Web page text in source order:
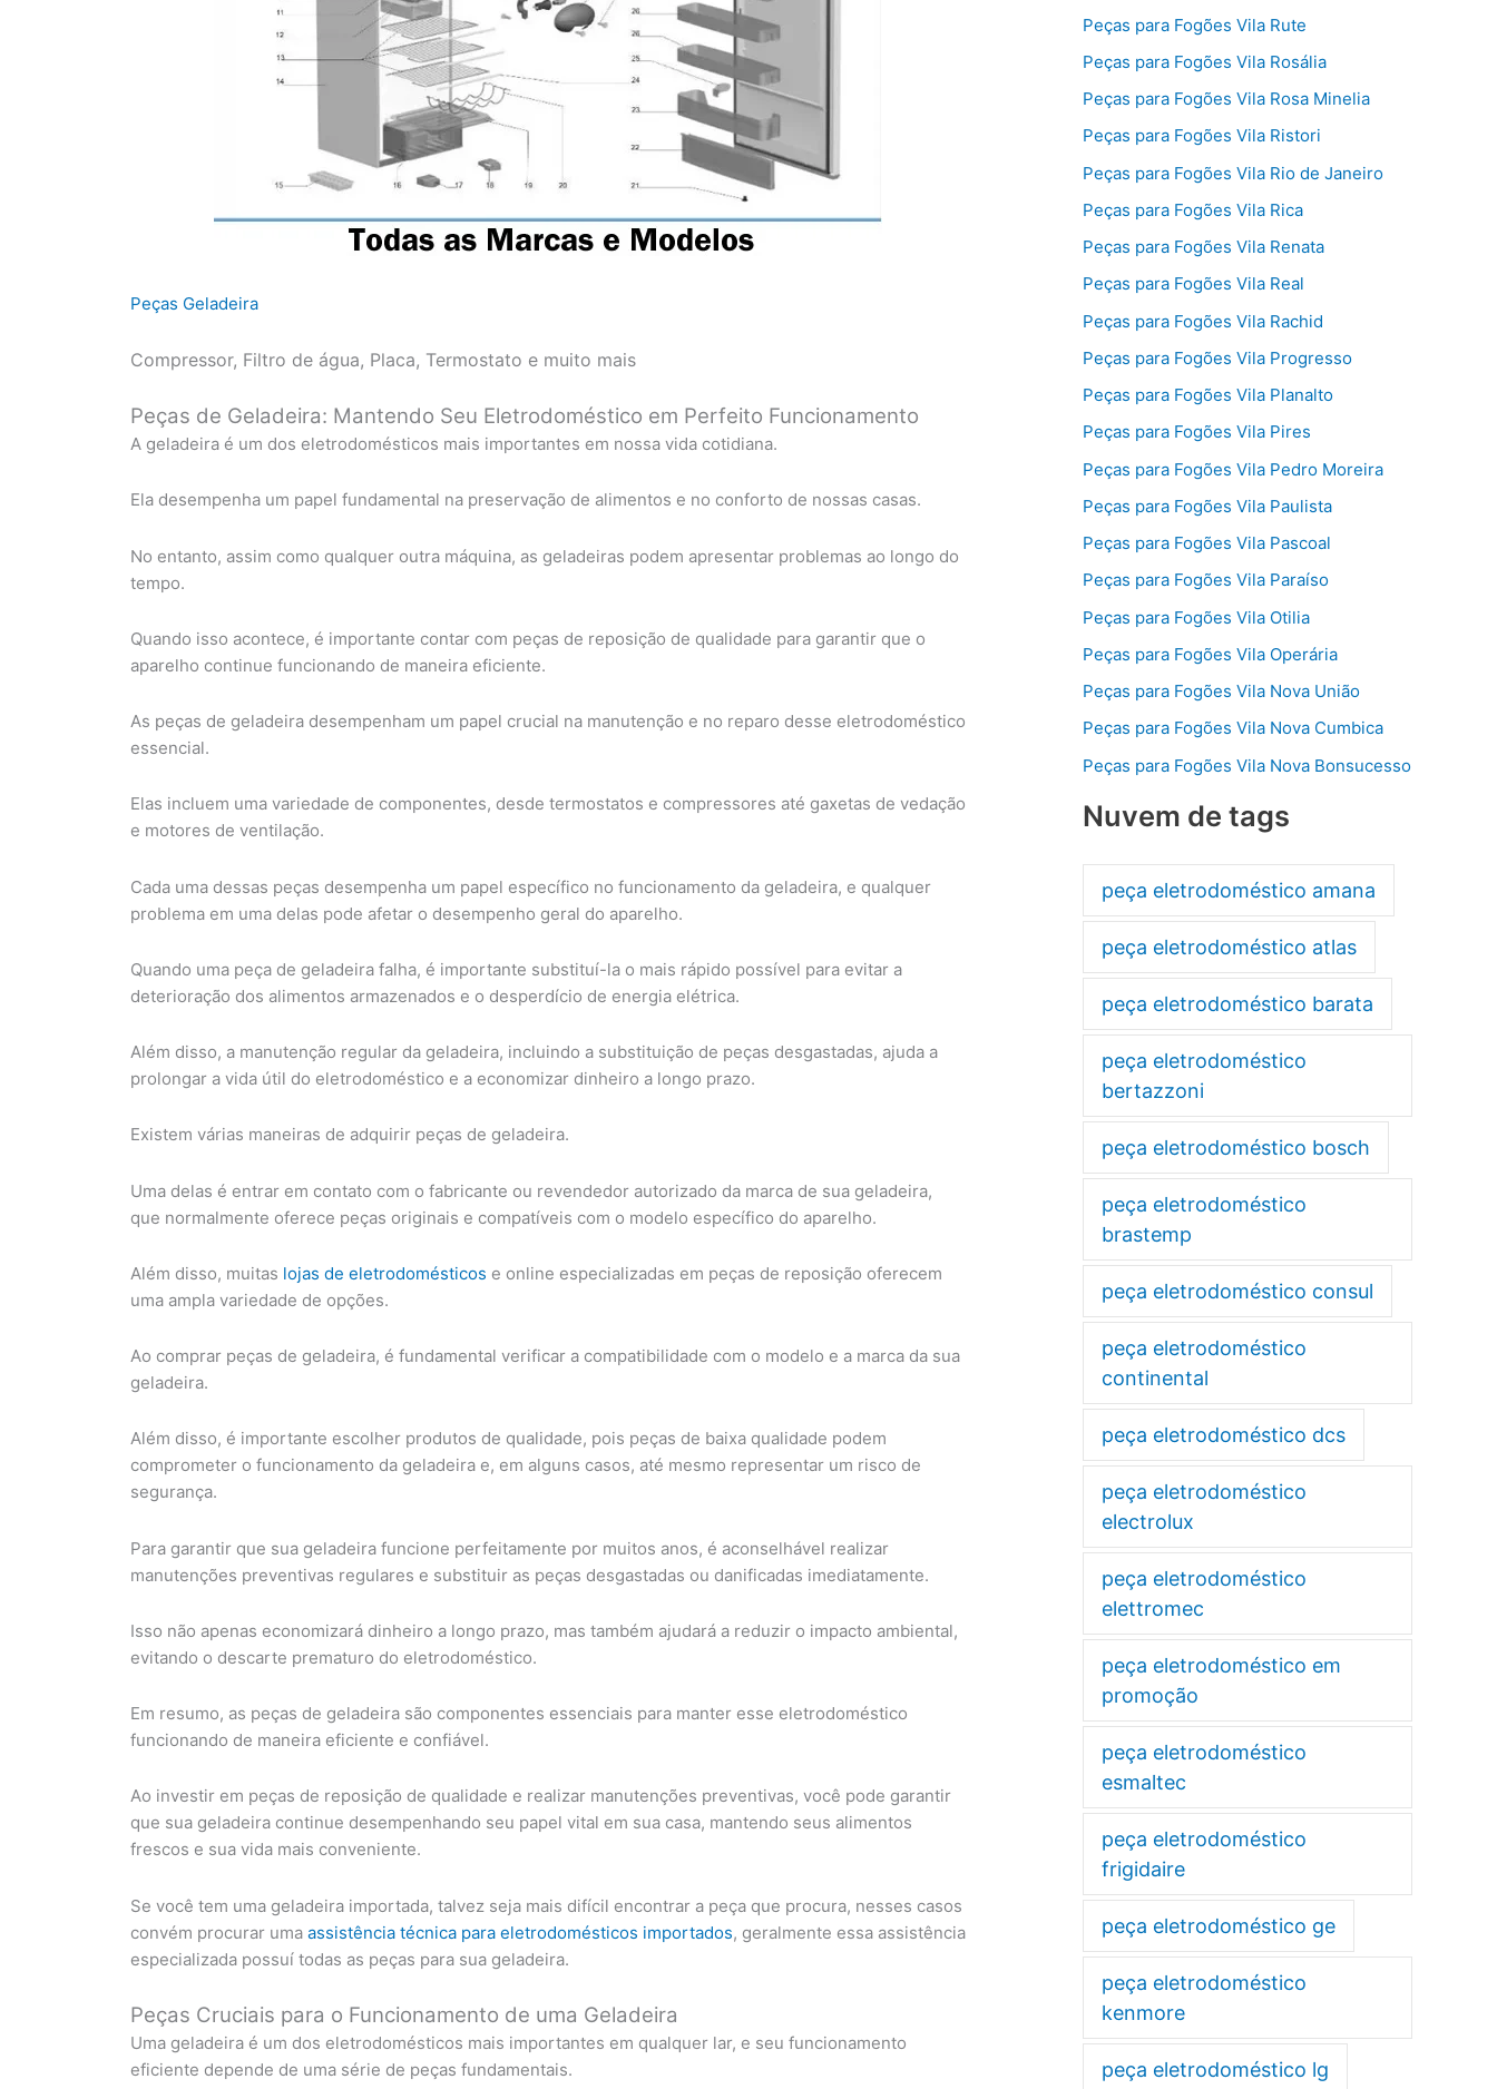
Peças Geladeira
Compressor, Filtro de água, Placa, Termostato e muito mais
Peças de Geladeira: Mantendo Seu Eletrodoméstico em Perfeito Funcionamento
A geladeira é um dos eletrodomésticos mais importantes em nossa vida cotidiana.
Ela desempenha um papel fundamental na preservação de alimentos e no conforto de nossas casas.
No entanto, assim como qualquer outra máquina, as geladeiras podem apresentar problemas ao longo do
tempo.
Quando isso acontece, é importante contar com peças de reposição de qualidade para garantir que o
aparelho continue funcionando de maneira eficiente.
As peças de geladeira desempenham um papel crucial na manutenção e no reparo desse eletrodoméstico
essencial.
Elas incluem uma variedade de componentes, desde termostatos e compressores até gaxetas de vedação
e motores de ventilação.
Cada uma dessas peças desempenha um papel específico no funcionamento da geladeira, e qualquer
problema em uma delas pode afetar o desempenho geral do aparelho.
Quando uma peça de geladeira falha, é importante substituí-la o mais rápido possível para evitar a
deterioração dos alimentos armazenados e o desperdício de energia elétrica.
Além disso, a manutenção regular da geladeira, incluindo a substituição de peças desgastadas, ajuda a
prolongar a vida útil do eletrodoméstico e a economizar dinheiro a longo prazo.
Existem várias maneiras de adquirir peças de geladeira.
Uma delas é entrar em contato com o fabricante ou revendedor autorizado da marca de sua geladeira,
que normalmente oferece peças originais e compatíveis com o modelo específico do aparelho.
Além disso, muitas lojas de eletrodomésticos e online especializadas em peças de reposição oferecem
uma ampla variedade de opções.
Ao comprar peças de geladeira, é fundamental verificar a compatibilidade com o modelo e a marca da sua
geladeira.
Além disso, é importante escolher produtos de qualidade, pois peças de baixa qualidade podem
comprometer o funcionamento da geladeira e, em alguns casos, até mesmo representar um risco de
segurança.
Para garantir que sua geladeira funcione perfeitamente por muitos anos, é aconselhável realizar
manutenções preventivas regulares e substituir as peças desgastadas ou danificadas imediatamente.
Isso não apenas economizará dinheiro a longo prazo, mas também ajudará a reduzir o impacto ambiental,
evitando o descarte prematuro do eletrodoméstico.
Em resumo, as peças de geladeira são componentes essenciais para manter esse eletrodoméstico
funcionando de maneira eficiente e confiável.
Ao investir em peças de reposição de qualidade e realizar manutenções preventivas, você pode garantir
que sua geladeira continue desempenhando seu papel vital em sua casa, mantendo seus alimentos
frescos e sua vida mais conveniente.
Se você tem uma geladeira importada, talvez seja mais difícil encontrar a peça que procura, nesses casos
convém procurar uma assistência técnica para eletrodomésticos importados, geralmente essa assistência
especializada possuí todas as peças para sua geladeira.
Peças Cruciais para o Funcionamento de uma Geladeira
Uma geladeira é um dos eletrodomésticos mais importantes em qualquer lar, e seu funcionamento
eficiente depende de uma série de peças fundamentais.
Peças para Fogões Vila Rute
Peças para Fogões Vila Rosália
Peças para Fogões Vila Rosa Minelia
Peças para Fogões Vila Ristori
Peças para Fogões Vila Rio de Janeiro
Peças para Fogões Vila Rica
Peças para Fogões Vila Renata
Peças para Fogões Vila Real
Peças para Fogões Vila Rachid
Peças para Fogões Vila Progresso
Peças para Fogões Vila Planalto
Peças para Fogões Vila Pires
Peças para Fogões Vila Pedro Moreira
Peças para Fogões Vila Paulista
Peças para Fogões Vila Pascoal
Peças para Fogões Vila Paraíso
Peças para Fogões Vila Otilia
Peças para Fogões Vila Operária
Peças para Fogões Vila Nova União
Peças para Fogões Vila Nova Cumbica
Peças para Fogões Vila Nova Bonsucesso
Nuvem de tags
peça eletrodoméstico amana
peça eletrodoméstico atlas
peça eletrodoméstico barata
peça eletrodoméstico
bertazzoni
peça eletrodoméstico bosch
peça eletrodoméstico
brastemp
peça eletrodoméstico consul
peça eletrodoméstico
continental
peça eletrodoméstico dcs
peça eletrodoméstico
electrolux
peça eletrodoméstico
elettromec
peça eletrodoméstico em
promoção
peça eletrodoméstico
esmaltec
peça eletrodoméstico
frigidaire
peça eletrodoméstico ge
peça eletrodoméstico
kenmore
peça eletrodoméstico lg